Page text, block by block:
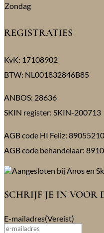
Zondag
REGISTRATIES
KvK: 17108902
BTW: NL001832846B85
ANBOS: 28636
SKIN register: SKIN-200713
AGB code HI Feliz: 89055210
AGB code behandelaar:
SCHRIJF JE IN VOOR
E-mailadres(Vereist)